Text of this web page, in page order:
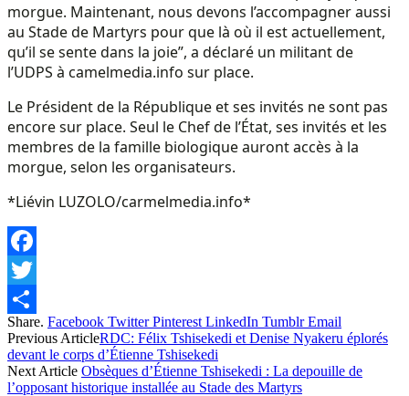
morgue. Maintenant, nous devons l’accompagner aussi
au Stade de Martyrs pour que là où il est actuellement,
qu’il se sente dans la joie”, a déclaré un militant de
l’UDPS à camelmedia.info sur place.
Le Président de la République et ses invités ne sont pas
encore sur place. Seul le Chef de l’État, ses invités et les
membres de la famille biologique auront accès à la
morgue, selon les organisateurs.
*Liévin LUZOLO/carmelmedia.info*
Facebook
Twitter
Share
Share. Facebook Twitter Pinterest LinkedIn Tumblr Email
Previous ArticleRDC: Félix Tshisekedi et Denise Nyakeru éplorés
devant le corps d’Étienne Tshisekedi
Next Article Obsèques d’Étienne Tshisekedi : La depouille de
l’opposant historique installée au Stade des Martyrs